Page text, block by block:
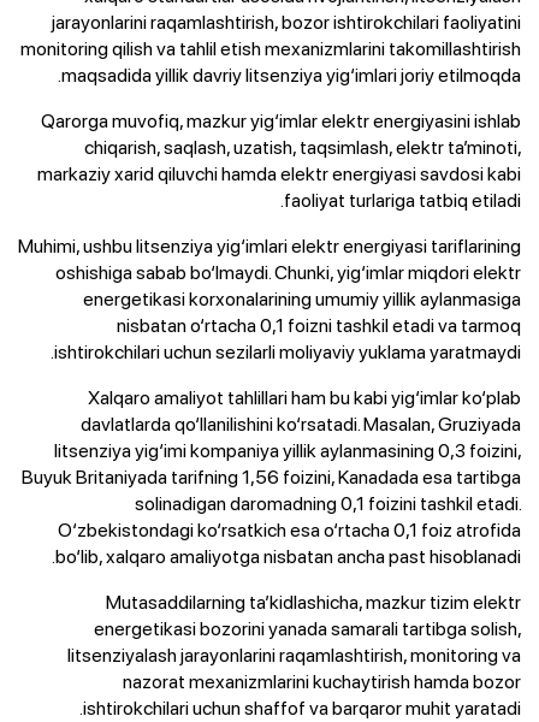
jarayonlarini raqamlashtirish, bozor ishtirokchilari faoliyatini
monitoring qilish va tahlil etish mexanizmlarini takomillashtirish
maqsadida yillik davriy litsenziya yig‘imlari joriy etilmoqda.
Qarorga muvofiq, mazkur yig‘imlar elektr energiyasini ishlab
chiqarish, saqlash, uzatish, taqsimlash, elektr ta’minoti,
markaziy xarid qiluvchi hamda elektr energiyasi savdosi kabi
faoliyat turlariga tatbiq etiladi.
Muhimi, ushbu litsenziya yig‘imlari elektr energiyasi tariflarining
oshishiga sabab bo‘lmaydi. Chunki, yig‘imlar miqdori elektr
energetikasi korxonalarining umumiy yillik aylanmasiga
nisbatan o‘rtacha 0,1 foizni tashkil etadi va tarmoq
ishtirokchilari uchun sezilarli moliyaviy yuklama yaratmaydi.
Xalqaro amaliyot tahlillari ham bu kabi yig‘imlar ko‘plab
davlatlarda qo‘llanilishini ko‘rsatadi. Masalan, Gruziyada
litsenziya yig‘imi kompaniya yillik aylanmasining 0,3 foizini,
Buyuk Britaniyada tarifning 1,56 foizini, Kanadada esa tartibga
solinadigan daromadning 0,1 foizini tashkil etadi.
O‘zbekistondagi ko‘rsatkich esa o‘rtacha 0,1 foiz atrofida
bo‘lib, xalqaro amaliyotga nisbatan ancha past hisoblanadi.
Mutasaddilarning ta’kidlashicha, mazkur tizim elektr
energetikasi bozorini yanada samarali tartibga solish,
litsenziyalash jarayonlarini raqamlashtirish, monitoring va
nazorat mexanizmlarini kuchaytirish hamda bozor
ishtirokchilari uchun shaffof va barqaror muhit yaratadi.